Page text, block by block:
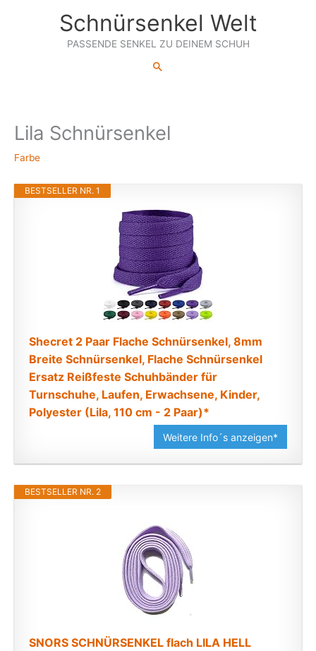
Schnürsenkel Welt
PASSENDE SENKEL ZU DEINEM SCHUH
Suchen
Lila Schnürsenkel
Farbe
BESTSELLER NR. 1
Shecret 2 Paar Flache Schnürsenkel, 8mm
Breite Schnürsenkel, Flache Schnürsenkel
Ersatz Reißfeste Schuhbänder für
Turnschuhe, Laufen, Erwachsene, Kinder,
Polyester (Lila, 110 cm - 2 Paar)*
Weitere Info´s anzeigen*
BESTSELLER NR. 2
SNORS SCHNÜRSENKEL flach LILA HELL